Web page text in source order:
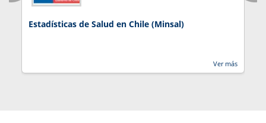
Estadísticas de Salud en Chile (Minsal)
Ver más